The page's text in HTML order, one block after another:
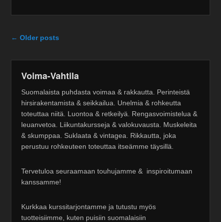
Post navigation
← Older posts
Voima-Vahtila
Suomalaista puhdasta voimaa & rakkautta. Perinteistä
hirsirakentamista & seikkailua. Unelmia & rohkeutta
toteuttaa niitä. Luontoa & retkeilyä. Rengasvoimistelua &
leuanvetoa. Liikuntakursseja & valokuvausta. Muskeleita
& skumppaa. Suklaata & vintagea. Rikkautta, joka
perustuu rohkeuteen toteuttaa itseämme täysillä.
Tervetuloa seuraamaan touhujamme & inspiroitumaan
kanssamme!
Kurkkaa kurssitarjontamme ja tutustu myös
tuotteisiimme, kuten puisiin suomalaisiin